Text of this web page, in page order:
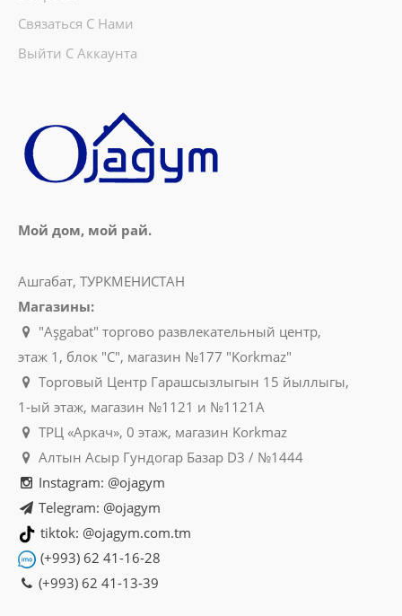
Связаться С Нами
Выйти С Аккаунта
Мой дом, мой рай.
Ашгабат, ТУРКМЕНИСТАН
Магазины:
"Aşgabat" торгово развлекательный центр,
этаж 1, блок "C", магазин №177 "Korkmaz"
Торговый Центр Гарашсызлыгын 15 йыллыгы,
1-ый этаж, магазин №1121 и №1121A
ТРЦ «Аркач», 0 этаж, магазин Korkmaz
Алтын Асыр Гундогар Базар D3 / №1444
Instagram: @ojagym
Telegram: @ojagym
tiktok: @ojagym.com.tm
(+993) 62 41-16-28
(+993) 62 41-13-39